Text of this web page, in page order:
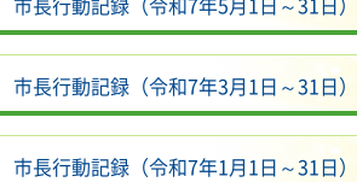
市長行動記録（令和7年3月1日～31日）
市長行動記録（令和7年1月1日～31日）